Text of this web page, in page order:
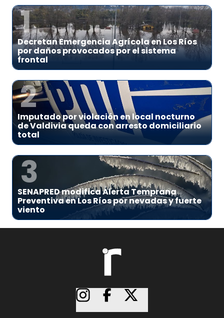
1
Decretan Emergencia Agrícola en Los Ríos
por daños provocados por el sistema
frontal
2
Imputado por violación en local nocturno
de Valdivia queda con arresto domiciliario
total
3
SENAPRED modifica Alerta Temprana
Preventiva en Los Ríos por nevadas y fuerte
viento